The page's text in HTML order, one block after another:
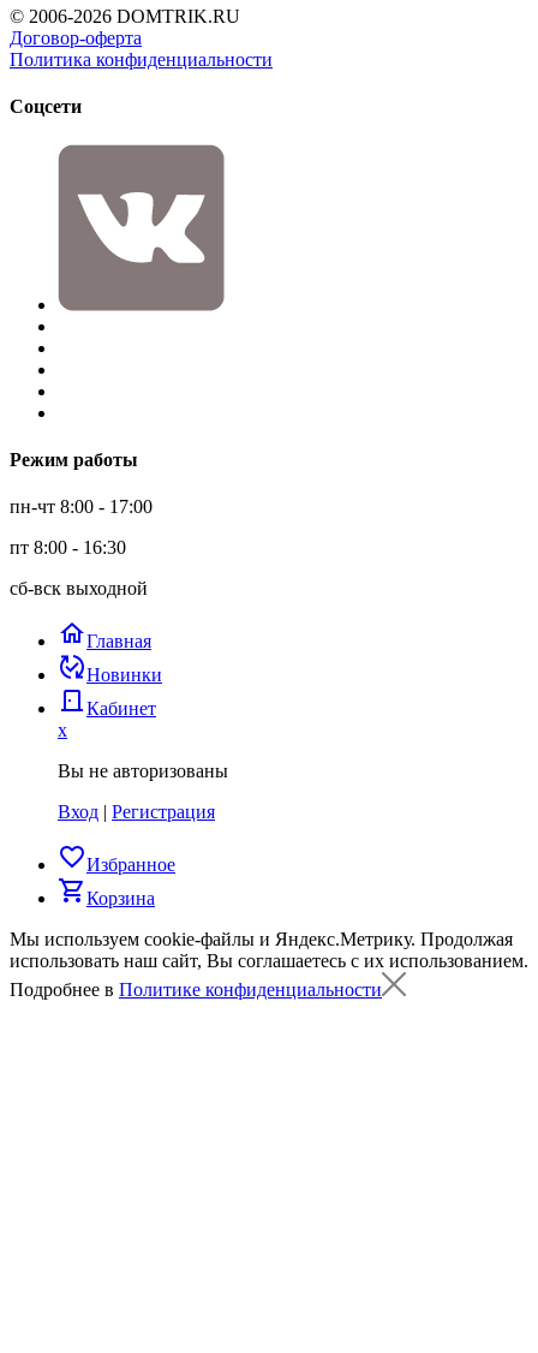
© 2006-2026 DOMTRIK.RU
Договор-оферта
Политика конфиденциальности
Соцсети
Режим работы
пн-чт 8:00 - 17:00
пт 8:00 - 16:30
сб-вск выходной
homeГлавная
published_with_changesНовинки
door_back Кабинет
x
Вы не авторизованы
Вход | Регистрация
favorite_borderИзбранное
shopping_cartКорзина
Мы используем cookie-файлы и Яндекс.Метрику. Продолжая
использовать наш сайт, Вы соглашаетесь с их использованием.
Подробнее в Политике конфиденциальности